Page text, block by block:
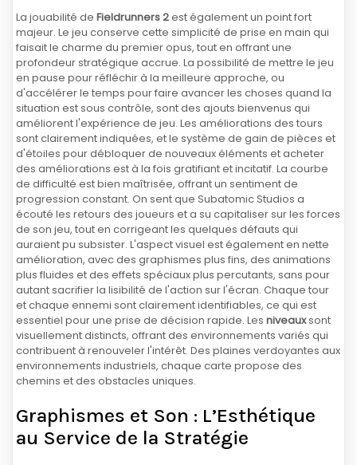
La jouabilité de Fieldrunners 2est également un point fort
majeur. Le jeu conserve cette simplicité de prise en main qui
faisait le charme du premier opus, tout en offrant une
profondeur stratégique accrue. La possibilité de mettre le jeu
en pause pour réfléchir à la meilleure approche, ou
d'accélérer le temps pour faire avancer les choses quand la
situation est sous contrôle, sont des ajouts bienvenus qui
améliorent l'expérience de jeu. Les améliorations des tours
sont clairement indiquées, et le système de gain de pièces et
d'étoiles pour débloquer de nouveaux éléments et acheter
des améliorations est à la fois gratifiant et incitatif. La courbe
de difficulté est bien maîtrisée, offrant un sentiment de
progression constant. On sent que Subatomic Studios a
écouté les retours des joueurs et a su capitaliser sur les forces
de son jeu, tout en corrigeant les quelques défauts qui
auraient pu subsister. L'aspect visuel est également en nette
amélioration, avec des graphismes plus fins, des animations
plus fluides et des effets spéciaux plus percutants, sans pour
autant sacrifier la lisibilité de l'action sur l'écran. Chaque tour
et chaque ennemi sont clairement identifiables, ce qui est
essentiel pour une prise de décision rapide. Les niveauxsont
visuellement distincts, offrant des environnements variés qui
contribuent à renouveler l'intérêt. Des plaines verdoyantes aux
environnements industriels, chaque carte propose des
chemins et des obstacles uniques.
Graphismes et Son : L’Esthétique
au Service de la Stratégie